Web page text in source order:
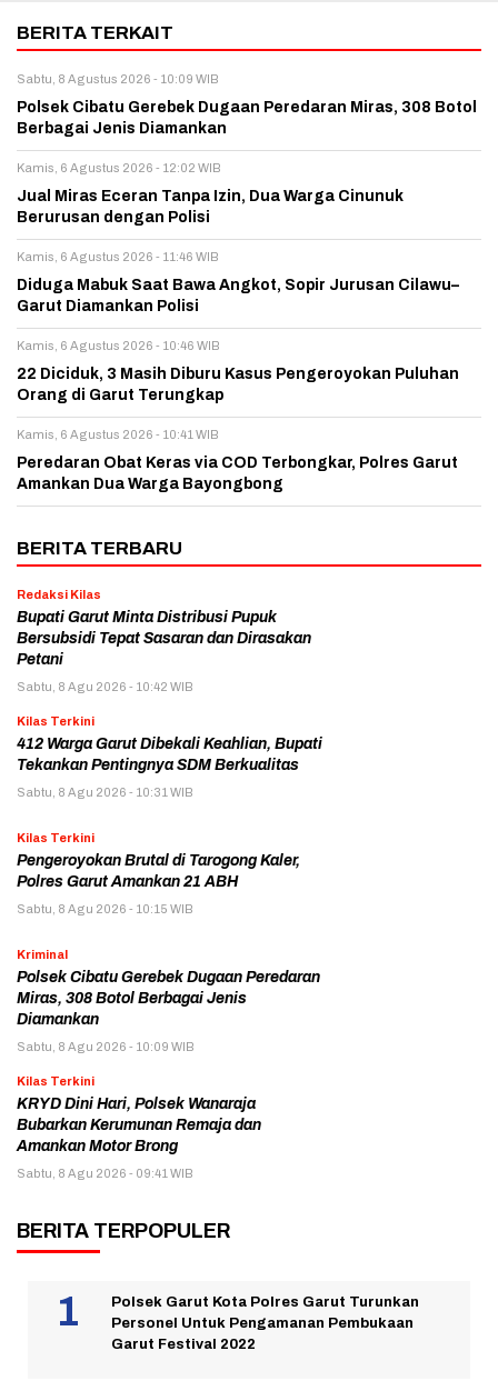
BERITA TERKAIT
Sabtu, 8 Agustus 2026 - 10:09 WIB
Polsek Cibatu Gerebek Dugaan Peredaran Miras, 308 Botol
Berbagai Jenis Diamankan
Kamis, 6 Agustus 2026 - 12:02 WIB
Jual Miras Eceran Tanpa Izin, Dua Warga Cinunuk
Berurusan dengan Polisi
Kamis, 6 Agustus 2026 - 11:46 WIB
Diduga Mabuk Saat Bawa Angkot, Sopir Jurusan Cilawu–
Garut Diamankan Polisi
Kamis, 6 Agustus 2026 - 10:46 WIB
22 Diciduk, 3 Masih Diburu Kasus Pengeroyokan Puluhan
Orang di Garut Terungkap
Kamis, 6 Agustus 2026 - 10:41 WIB
Peredaran Obat Keras via COD Terbongkar, Polres Garut
Amankan Dua Warga Bayongbong
BERITA TERBARU
Redaksi Kilas
Bupati Garut Minta Distribusi Pupuk
Bersubsidi Tepat Sasaran dan Dirasakan
Petani
Sabtu, 8 Agu 2026 - 10:42 WIB
Kilas Terkini
412 Warga Garut Dibekali Keahlian, Bupati
Tekankan Pentingnya SDM Berkualitas
Sabtu, 8 Agu 2026 - 10:31 WIB
Kilas Terkini
Pengeroyokan Brutal di Tarogong Kaler,
Polres Garut Amankan 21 ABH
Sabtu, 8 Agu 2026 - 10:15 WIB
Kriminal
Polsek Cibatu Gerebek Dugaan Peredaran
Miras, 308 Botol Berbagai Jenis
Diamankan
Sabtu, 8 Agu 2026 - 10:09 WIB
Kilas Terkini
KRYD Dini Hari, Polsek Wanaraja
Bubarkan Kerumunan Remaja dan
Amankan Motor Brong
Sabtu, 8 Agu 2026 - 09:41 WIB
BERITA TERPOPULER
Polsek Garut Kota Polres Garut Turunkan
Personel Untuk Pengamanan Pembukaan
Garut Festival 2022